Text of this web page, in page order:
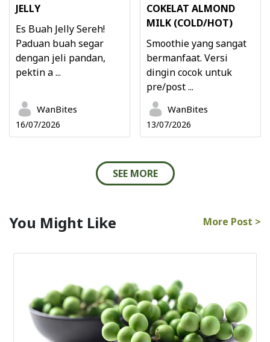
JELLY
Es Buah Jelly Sereh!
Paduan buah segar
dengan jeli pandan,
pektin a ...
WanBites
16/07/2026
COKELAT ALMOND
MILK (COLD/HOT)
Smoothie yang sangat
bermanfaat. Versi
dingin cocok untuk
pre/post ...
WanBites
13/07/2026
SEE MORE
You Might Like More Post >